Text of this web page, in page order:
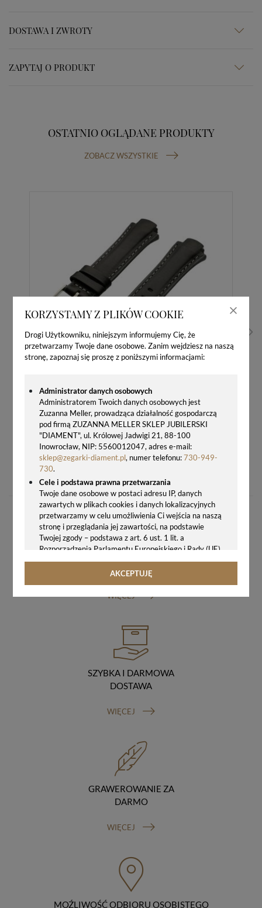
KORZYSTAMY Z PLIKÓW COOKIE
Drogi Użytkowniku, niniejszym informujemy Cię, że
przetwarzamy Twoje dane osobowe. Zanim wejdziesz na naszą
stronę, zapoznaj się proszę z poniższymi informacjami:
Administrator danych osobowych
Administratorem Twoich danych osobowych jest
Zuzanna Meller, prowadząca działalność gospodarczą
pod firmą ZUZANNA MELLER SKLEP JUBILERSKI
"DIAMENT", ul. Królowej Jadwigi 21, 88-100
Inowrocław, NIP: 5560012047, adres e-mail:
sklep@zegarki-diament.pl, numer telefonu:730-949-
730.
Cele i podstawa prawna przetwarzania
Twoje dane osobowe w postaci adresu IP, danych
zawartych w plikach cookies i danych lokalizacyjnych
przetwarzamy w celu umożliwienia Ci wejścia na naszą
stronę i przeglądania jej zawartości, na podstawie
Twojej zgody – podstawa z art. 6 ust. 1 lit. a
Rozporządzenia Parlamentu Europejskiego i Rady (UE)
2016/679 z 27.04.2016 r. w sprawie ochrony osób
fizycznych w związku z przetwarzaniem danych
Twoje dane osobowe możemy udostępniać
podstawie umowy z nami i tylko zgodnie z naszymi
poleceniami. Przekazujemy Twoje dane poza teren
Polski/UE/Europejskiego Obszaru Gospodarczego.
Okres przechowywania danych
udzielonej przez Ciebie zgody.
otrzymania ich kopii, prawo do sprostowania
(poprawiania) swoich danych, prawo do usunięcia
danych (jeżeli Twoim zdaniem nie ma podstaw do tego,
abyśmy przetwarzali Twoje dane, możesz zażądać,
abyśmy je usunęli), prawo do ograniczenia
przetwarzania danych (możesz zażądać, abyśmy
wyłącznie do ich przechowywania lub wykonywania
uzgodnionych z Tobą działań, jeżeli Twoim zdaniem
przetwarzamy je bezpodstawnie), prawo do wniesienia
sprzeciwu wobec przetwarzania danych, prawo do
przenoszenia danych, prawo do wniesienia skargi do
organu nadzorczego (Prezesa Urzędu Ochrony Danych
Osobowych, ul. Stawki 2, 00-193 Warszawa) oraz
AKCEPTUJĘ
DOSTAWA I ZWROTY
ZAPYTAJ O PRODUKT
OSTATNIO OGLĄDANE PRODUKTY
ZOBACZ WSZYSTKIE
PASEK DO ZEGARKA TIMEX T28612 P28612
GWARANCJA ORYGINALNOŚCI ZEGARKA
WIĘCEJ
SZYBKA I DARMOWA
DOSTAWA
WIĘCEJ
GRAWEROWANIE ZA
DARMO
WIĘCEJ
MOŹLIWOŚĆ ODBIORU OSOBISTEGO